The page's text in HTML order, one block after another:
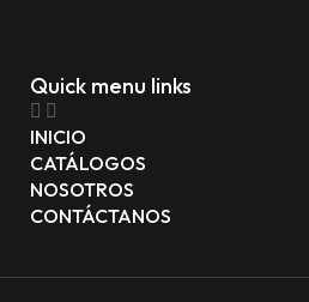
Quick menu links
INICIO
CATÁLOGOS
NOSOTROS
CONTÁCTANOS